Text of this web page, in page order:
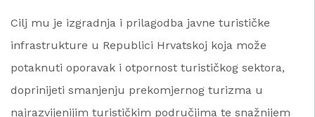
Cilj mu je izgradnja i prilagodba javne turističke
infrastrukture u Republici Hrvatskoj koja može
potaknuti oporavak i otpornost turističkog sektora,
doprinijeti smanjenju prekomjernog turizma u
najrazvijenijim turističkim područjima te snažnijem